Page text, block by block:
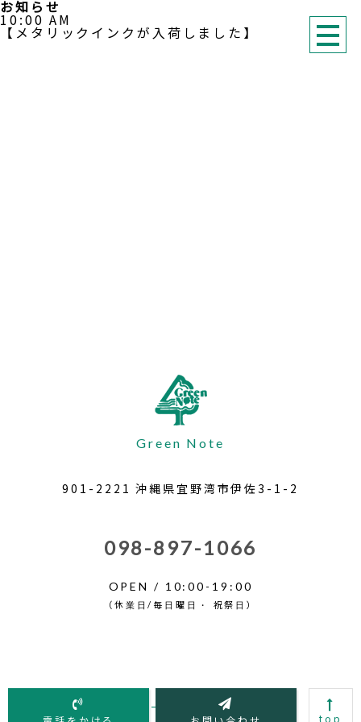
お知らせ
10:00 AM
【メタリックインクが入荷しました】
top
Green Note
901-2221 沖縄県宜野湾市伊佐3-1-2
098-897-1066
OPEN / 10:00-19:00
（休業日/毎日曜日・ 祝祭日）
© 2018 グリーンノート GreenNote